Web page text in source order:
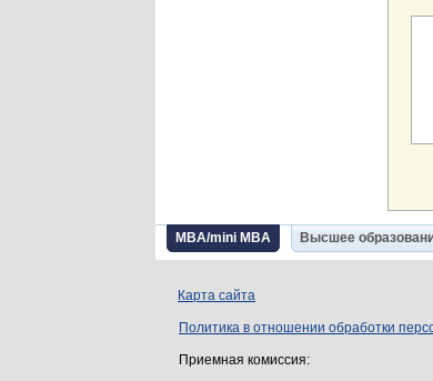
MBA/mini MBA Высшее
Карта сайта
Политика в отношении обработки
Приемная комиссия: